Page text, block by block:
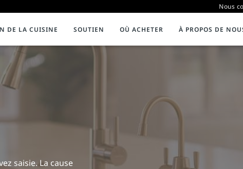
Nous
CHAUDE INSTANTANÉE
Systèmes de collecte
Distributeurs d'eau chaude
Bibliothèque de ressources sur les
DE LA CUISINE
Compostage 101
SOUTIEN
Enregistrement de produits de marque
OÙ ACHETER À PROPOS DE
saisie. La cause